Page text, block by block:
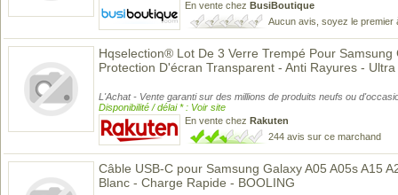
En vente chez BusiBoutique
Aucun avis, soyez le premier
Hqselection® Lot De 3 Verre Trempé Pour Samsung
Protection D'écran Transparent - Anti Rayures -
L'Achat - Vente garanti sur des millions de produits neufs ou
Disponibilité / délai * : Voir site
En vente chez Rakuten
244 avis sur ce marchand
Câble USB-C pour Samsung Galaxy A05 A05s A15
Blanc - Charge Rapide - BOOLING